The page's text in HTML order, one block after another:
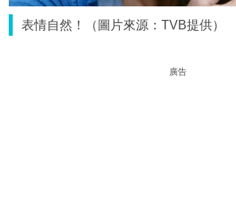
表情自然！（圖片來源：TVB提供）
廣告